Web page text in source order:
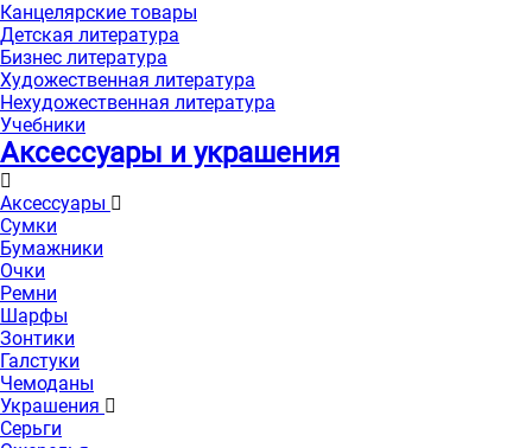
Канцелярские товары
Детская литература
Бизнес литература
Художественная литература
Нехудожественная литература
Учебники
Аксессуары и украшения
Аксессуары
Сумки
Бумажники
Очки
Ремни
Шарфы
Зонтики
Галстуки
Чемоданы
Украшения
Серьги